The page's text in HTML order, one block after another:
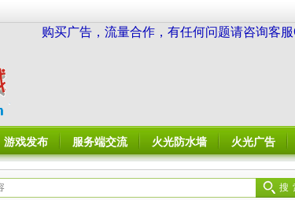
购买广告，流量合作，有任何问题请咨询客
游戏发布 服务端交流 火光防水墙 火光广告
搜